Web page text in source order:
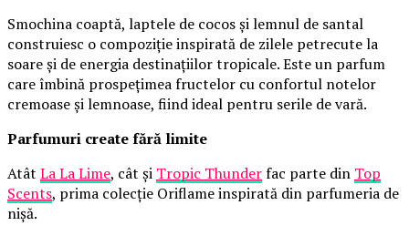
Smochina coaptă, laptele de cocos și lemnul de santal
construiesc o compoziție inspirată de zilele petrecute la
soare și de energia destinațiilor tropicale. Este un parfum
care îmbină prospețimea fructelor cu confortul notelor
cremoase și lemnoase, fiind ideal pentru serile de vară.
Parfumuri create fără limite
Atât La La Lime, cât și Tropic Thunderfac parte din Top
Scents, prima colecție Oriflame inspirată din parfumeria de
nișă.